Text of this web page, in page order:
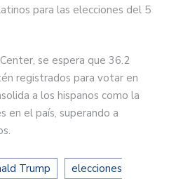
para las elecciones del 5
se espera que 36.2
registrados para votar en
a los hispanos como la
en el país, superando a
Trump
elecciones